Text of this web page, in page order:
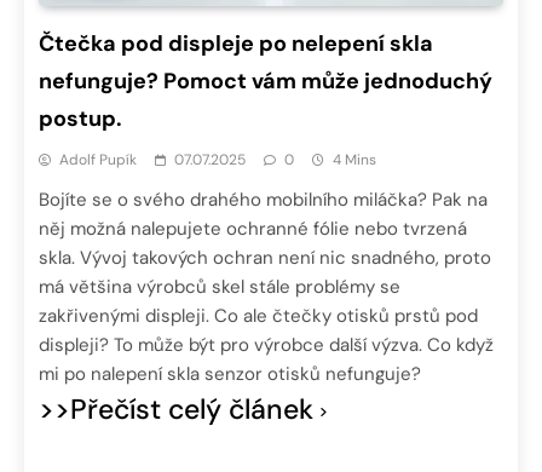
Čtečka pod displeje po nelepení skla
nefunguje? Pomoct vám může jednoduchý
postup.
Adolf Pupík 07.07.2025 0 4 Mins
Bojíte se o svého drahého mobilního miláčka? Pak na
něj možná nalepujete ochranné fólie nebo tvrzená
skla. Vývoj takových ochran není nic snadného, proto
má většina výrobců skel stále problémy se
zakřivenými displeji. Co ale čtečky otisků prstů pod
displeji? To může být pro výrobce další výzva. Co když
mi po nalepení skla senzor otisků nefunguje?
>>Přečíst celý článek